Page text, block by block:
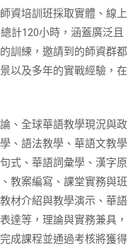
資培訓班採取實體、線上
計120小時，涵蓋廣泛且
訓練，邀請到的師資群都
以及多年的實戰經驗，在
、全球華語教學現況與政
、語法教學、華語文教學
式、華語詞彙學、漢字原
教案編寫、課堂實務與班
材介紹與教學演示、華語
達等，理論與實務兼具，
成課程並通過考核將獲得